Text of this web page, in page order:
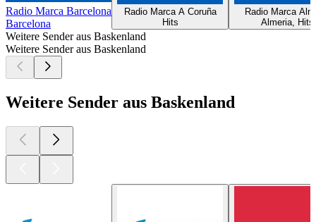
Radio Marca Barcelona
Barcelona
Radio Marca A Coruña
Hits
Radio Marca
Almeria, Hits
Weitere Sender aus Baskenland
Weitere Sender aus Baskenland
Weitere Sender aus Baskenland